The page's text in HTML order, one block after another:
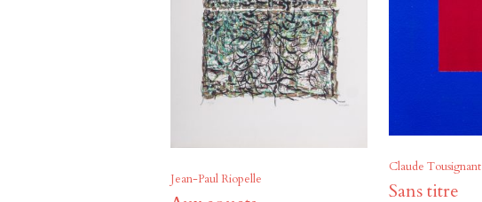
Jean-Paul Riopelle
Claude Tousignant
Sans titre